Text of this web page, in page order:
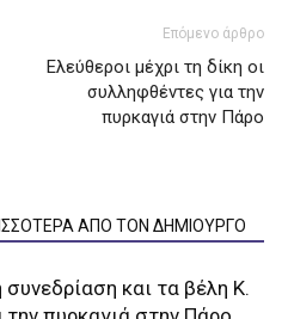
Επόμενο άρθρο
Ελεύθεροι μέχρι τη δίκη οι
συλληφθέντες για την
πυρκαγιά στην Πάρο
ΑΠΟ ΤΟΝ ΔΗΜΙΟΥΡΓΟ
και τα βέλη Κ.